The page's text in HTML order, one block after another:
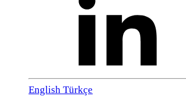
English Türkçe